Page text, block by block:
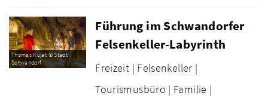
Thomas Kujat © Stadt
Schwandorf
Führung im Schwandorfer
Felsenkeller-Labyrinth
Freizeit | Felsenkeller |
Tourismusbüro | Familie |